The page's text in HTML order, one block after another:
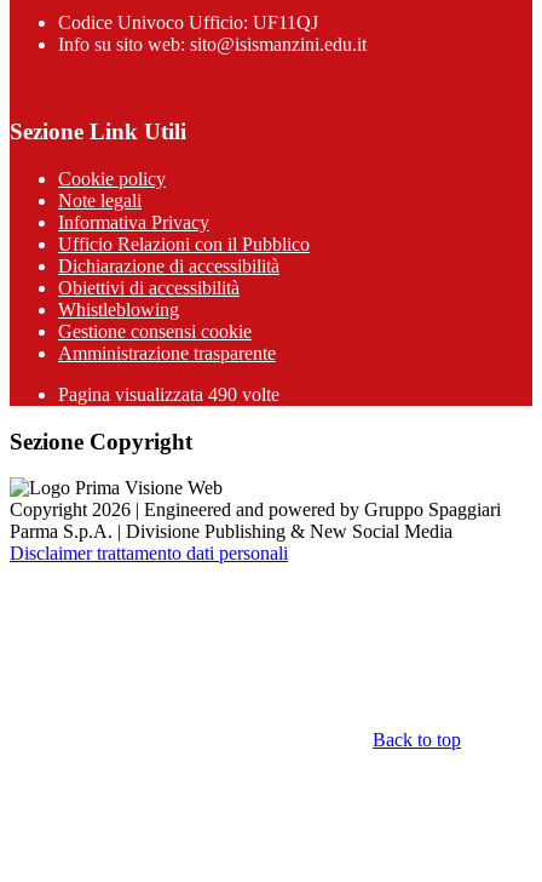
Codice Univoco Ufficio: UF11QJ
Info su sito web: sito@isismanzini.edu.it
Sezione Link Utili
Cookie policy
Note legali
Informativa Privacy
Ufficio Relazioni con il Pubblico
Dichiarazione di accessibilità
Obiettivi di accessibilità
Whistleblowing
Gestione consensi cookie
Amministrazione trasparente
Pagina visualizzata 490 volte
Sezione Copyright
Copyright 2026 | Engineered and powered by Gruppo Spaggiari
Parma S.p.A. | Divisione Publishing & New Social Media
Disclaimer trattamento dati personali
Back to top